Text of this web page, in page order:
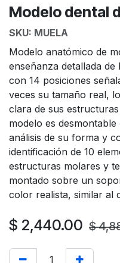
Modelo dental
SKU: MUELA
Modelo anatómico de
enseñanza detallada
con 14 posiciones
veces su tamaño real,
clara de sus
modelo es
análisis de su forma y
identificación de 10
estructuras molares y
montado sobre un
color realista, similar al
$ 2,440.00 $